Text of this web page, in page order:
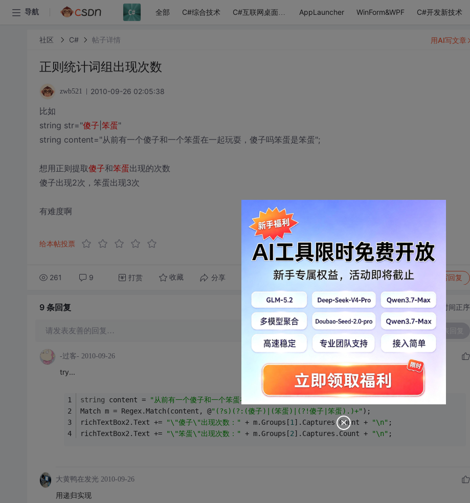
导航 全部 C#综合技术 C#互联网桌面应用 AppLauncher WinForm&WPF C#开发新技术
社区 C# 帖子详情
正则统计词组出现次数
zwb521 2010-09-26 02:05:38
比如
string str="傻子 笨蛋"
string content="从前有一个傻子和一个笨蛋在一起玩耍，傻子吗笨蛋是笨蛋";
想用正则提取傻子和笨蛋出现的次数
傻子出现2次，笨蛋出现3次
有难度啊
给本帖投票
261 9 打赏 收藏 分享 转发到动态 举报 写回复
用AI写文章
9 条回复 切换为时间正序
请发表友善的回复… 发表回复
-过客- 2010-09-26
try...
string content = "从前有一个傻子和一个笨蛋在一起玩耍，傻子吗笨蛋是笨蛋";
Match m = Regex.Match(content, @"(?s)(?:(傻子)|(笨蛋)|(?!傻子|笨蛋).)+" );
richTextBox2.Text +=
"\"傻子\"出现次数：" + m.Groups[1 ].Captures.Count + "\n" ;
richTextBox2.Text +=
"\"笨蛋\"出现次数：" + m.Groups[2].Captures.Count + "\n" ;
大黄鸭在发光 2010-09-26
用递归实现